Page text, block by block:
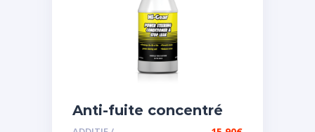
Anti-fuite concentré
pour direction